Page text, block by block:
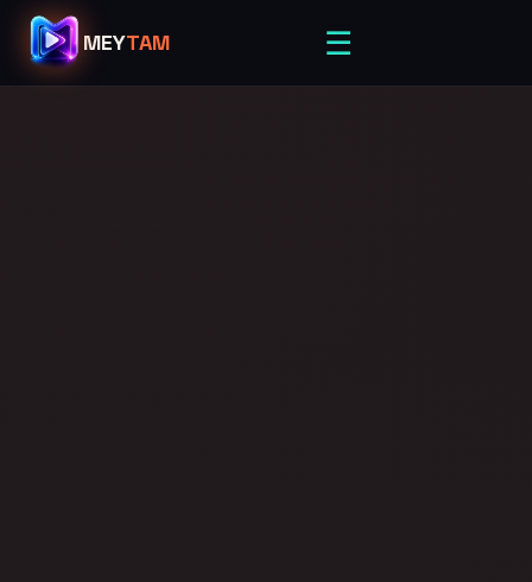
MEYTAM ☰